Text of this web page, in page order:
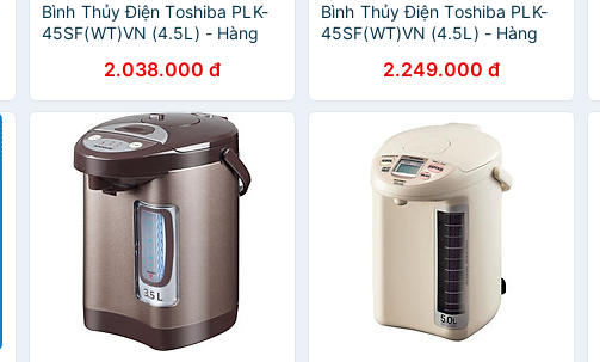
Bình Thủy Điện Toshiba PLK-
45SF(WT)VN (4.5L) - Hàng
2.038.000 đ
Bình Thủy Điện Toshiba PLK-
45SF(WT)VN (4.5L) - Hàng
2.249.000 đ